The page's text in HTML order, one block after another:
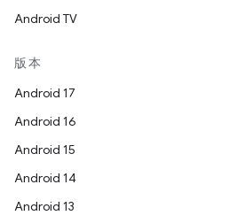
Android TV
版本
Android 17
Android 16
Android 15
Android 14
Android 13